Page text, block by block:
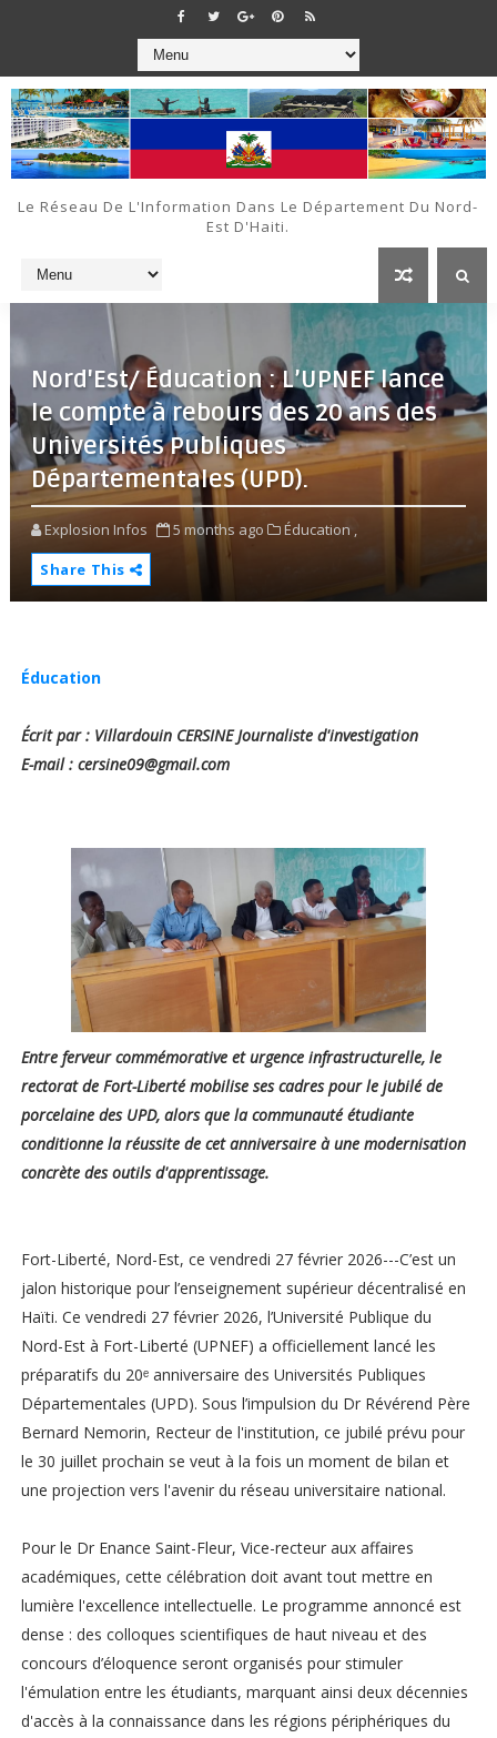
Le Réseau De L'Information Dans Le Département Du Nord-
Est D'Haiti.
Nord'Est/ Éducation : L’UPNEF lance
le compte à rebours des 20 ans des
Universités Publiques
Départementales (UPD).
Explosion Infos 5 months ago
Éducation ,
Share This
Éducation
Écrit par : Villardouin CERSINE Journaliste d'investigation
E-mail : cersine09@gmail.com
Entre ferveur commémorative et urgence infrastructurelle, le
rectorat de Fort-Liberté mobilise ses cadres pour le jubilé de
porcelaine des UPD, alors que la communauté étudiante
conditionne la réussite de cet anniversaire à une modernisation
concrète des outils d'apprentissage.
Fort-Liberté, Nord-Est, ce vendredi 27 février 2026---C’est un
jalon historique pour l’enseignement supérieur décentralisé en
Haïti. Ce vendredi 27 février 2026, l’Université Publique du
Nord-Est à Fort-Liberté (UPNEF) a officiellement lancé les
préparatifs du 20ᵉ anniversaire des Universités Publiques
Départementales (UPD). Sous l’impulsion du Dr Révérend Père
Bernard Nemorin, Recteur de l'institution, ce jubilé prévu pour
le 30 juillet prochain se veut à la fois un moment de bilan et
une projection vers l'avenir du réseau universitaire national.
Pour le Dr Enance Saint-Fleur, Vice-recteur aux affaires
académiques, cette célébration doit avant tout mettre en
lumière l'excellence intellectuelle. Le programme annoncé est
dense : des colloques scientifiques de haut niveau et des
concours d’éloquence seront organisés pour stimuler
l'émulation entre les étudiants, marquant ainsi deux décennies
d'accès à la connaissance dans les régions périphériques du